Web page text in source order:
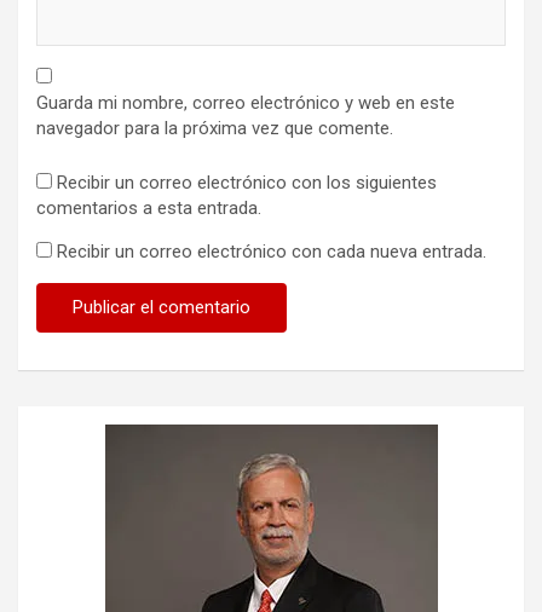
Guarda mi nombre, correo electrónico y web en este
navegador para la próxima vez que comente.
Recibir un correo electrónico con los siguientes
comentarios a esta entrada.
Recibir un correo electrónico con cada nueva entrada.